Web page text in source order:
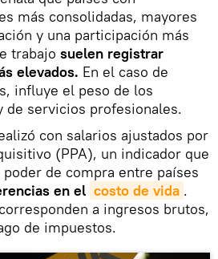
más consolidadas, mayores
y una participación más
trabajo suelen registrar
elevados. En el caso de
influye el peso de los
de servicios profesionales.
con salarios ajustados por
(PPA), un indicador que
de compra entre países
en el costo de vida .
a ingresos brutos,
de impuestos.